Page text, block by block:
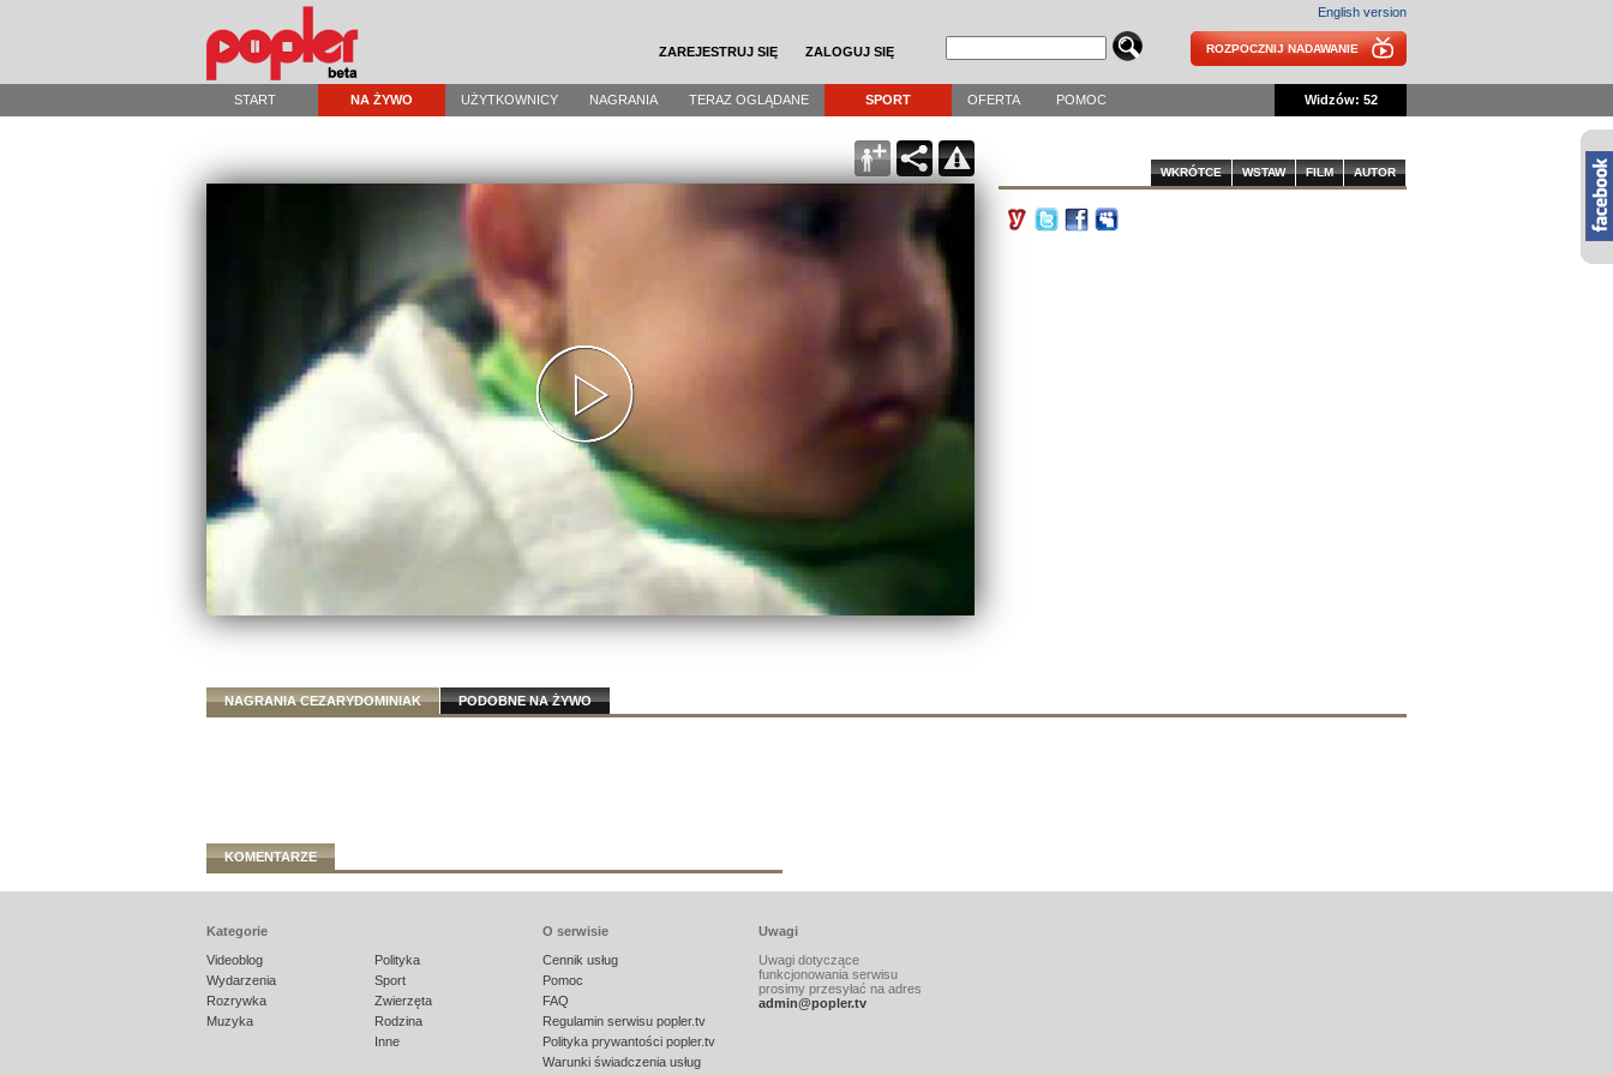
ZAREJESTRUJ SIĘ ZALOGUJ SIĘ
English version
ROZPOCZNIJ NADAWANIE
START NA ŻYWO UŻYTKOWNICY NAGRANIA TERAZ OGLĄDANE SPORT OFERTA POMOC Widzów: 52
AUTOR
FILM
WSTAW
WKRÓTCE
NAGRANIA CEZARYDOMINIAK PODOBNE NA ŻYWO
KOMENTARZE
Kategorie
Videoblog
Wydarzenia
Rozrywka
Muzyka
Polityka
Sport
Zwierzęta
Rodzina
Inne
O serwisie
Cennik usług
Pomoc
FAQ
Regulamin serwisu popler.tv
Polityka prywantości popler.tv
Warunki świadczenia usług
Uwagi
Uwagi dotyczące
funkcjonowania serwisu
prosimy przesyłać na adres
admin@popler.tv